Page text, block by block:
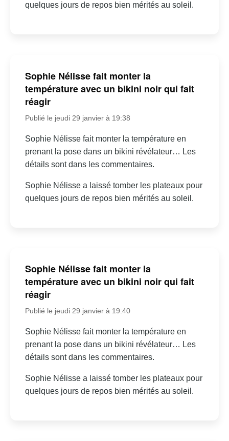
quelques jours de repos bien mérités au soleil.
Sophie Nélisse fait monter la
température avec un bikini noir qui fait
réagir
Publié le jeudi 29 janvier à 19:38
Sophie Nélisse fait monter la température en
prenant la pose dans un bikini révélateur… Les
détails sont dans les commentaires.
Sophie Nélisse a laissé tomber les plateaux pour
quelques jours de repos bien mérités au soleil.
Sophie Nélisse fait monter la
température avec un bikini noir qui fait
réagir
Publié le jeudi 29 janvier à 19:40
Sophie Nélisse fait monter la température en
prenant la pose dans un bikini révélateur… Les
détails sont dans les commentaires.
Sophie Nélisse a laissé tomber les plateaux pour
quelques jours de repos bien mérités au soleil.